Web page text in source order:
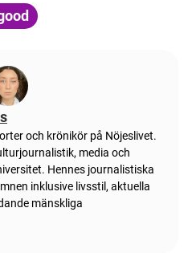
och krönikör på Nöjeslivet.
media och
Hennes journalistiska
inklusive livsstil, aktuella
mänskliga